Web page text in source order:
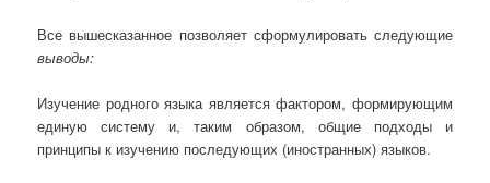
Все вышесказанное позволяет сформулировать следующие
выводы:
Изучение родного языка является фактором, формирующим
единую систему и, таким образом, общие подходы и
принципы к изучению последующих (иностранных) языков.